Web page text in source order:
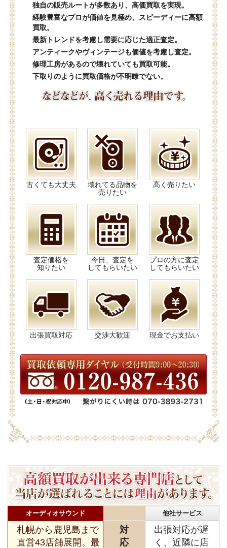
独自の販売ルートが多数あり、高価買取を実現。
経験豊富なプロが価値を見極め、スピーディーに高額
買取。
最新トレンドを考慮し需要に応じた適正査定。
アンティークやヴィンテージも価値を考慮し査定。
修理工房があるので壊れていても買取可能。
下取りのように買取価格が不明瞭でない。
古くても大丈夫
壊れてる品物を
売りたい
高く売りたい
査定価格を
知りたい
今日、査定を
してもらいたい
プロの方に査定
してもらいたい
出張買取対応 交渉大歓迎 現金でお支払い
オーディオサウンド 他社サービス
札幌から鹿児島まで
直営43店舗展開。最
対
応
出張対応が遅
く、近隣に店